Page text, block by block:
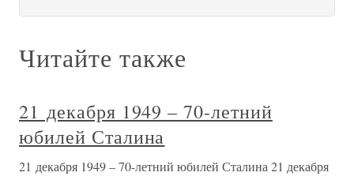
Читайте также
21 декабря 1949 – 70-летний
юбилей Сталина
21 декабря 1949 – 70-летний юбилей Сталина 21 декабря